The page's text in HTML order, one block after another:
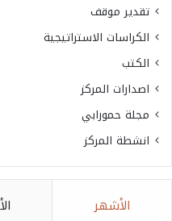
تقدير موقف
الكراسات الاستراتيجية
الكتب
اصدارات المركز
مجلة حمورابي
انشطة المركز
الأشهر